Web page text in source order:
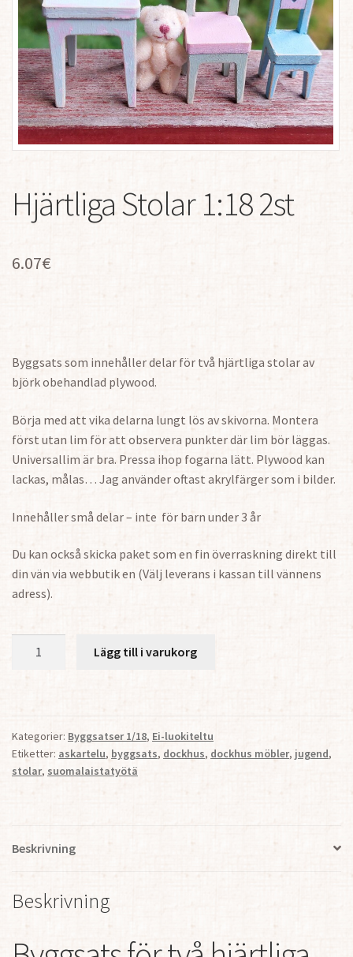
Hjärtliga Stolar 1:18 2st
6.07€
Byggsats som innehåller delar för två hjärtliga stolar av
björk obehandlad plywood.
Börja med att vika delarna lungt lös av skivorna. Montera
först utan lim för att observera punkter där lim bör läggas.
Universallim är bra. Pressa ihop fogarna lätt. Plywood kan
lackas, målas… Jag använder oftast akrylfärger som i bilder.
Innehåller små delar – inte för barn under 3 år
Du kan också skicka paket som en fin överraskning direkt till
din vän via webbutik en (Välj leverans i kassan till vännens
adress).
Lägg till i varukorg
Kategorier: Byggsatser 1/18, Ei-luokiteltu
Etiketter: askartelu, byggsats, dockhus, dockhus möbler, jugend,
stolar, suomalaistatyötä
Beskrivning
Beskrivning